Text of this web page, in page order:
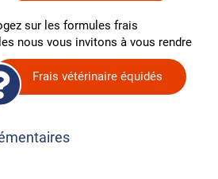
sur les formules frais
nous vous invitons à vous rendre
Frais vétérinaire équidés